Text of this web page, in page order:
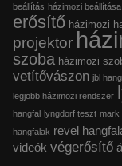
beállítás házimozi beállítása
erősítő házimozi
projektor
szoba házimozi
vetítővászon jbl
legjobb házimozi rendszer
hangfal lyngdorf teszt mark
hangfalak revel
videók végerősítő